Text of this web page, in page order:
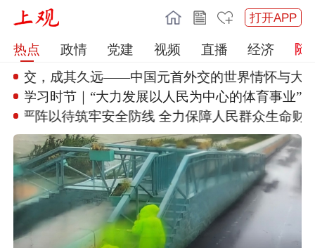
打开APP
热点 政情 党建 视频 直播
经济
交，成其久远——中国元首外交的世界情怀与大国气
学习时节｜“大力发展以人民为中心的体育事业”
严阵以待筑牢安全防线 全力保障人民群众生命财产